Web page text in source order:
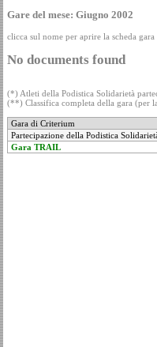
Gare del mese: Giugno 2002
clicca sul nome per aprire la scheda gara
No documents found
(*) Atleti della Podistica Solidarietà
(**) Classifica completa della gara (per
Gara di Criterium
Partecipazione della Podistica
Gara TRAIL